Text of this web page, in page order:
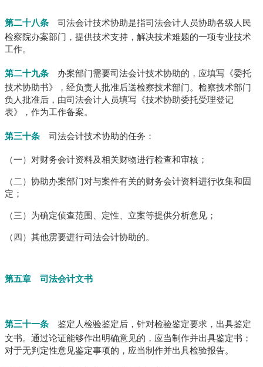
第二十八条 司法会计技术协助是指司法会计人员协助各级人民
检察院办案部门，提供技术支持，解决技术难题的一项专业技术
工作。
第二十九条 办案部门需要司法会计技术协助的，应填写《委托
技术协助书》，经负责人批准后送检察技术部门。 检察技术部门
负人批准后，由司法会计人员填写《技术协助委托受理登记
表》，作为工作备案。
第三十条 司法会计技术协助的任务：
（一）对财务会计资料及相关财物进行检查和审核；
（二）协助办案部门对与案件有关的财务会计资料进行收集和固
定；
（三）为确定侦查范围、定性、立案等提供分析意见；
（四）其他雳要进行司法会计协助的。
第五章 司法会计文书
第三十一条 鉴定人检验鉴定后，针对检验鉴定要求，出具鉴定
文书。 通过论证能够作出明确意见的，应当制作并出具鉴定书；
对于无判定性意见鉴定事项的，应当制作并出具检验报告。